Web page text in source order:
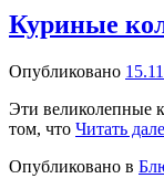
Куриные
Опубликовано
Эти великолепные
том, что Читать
Опубликовано в